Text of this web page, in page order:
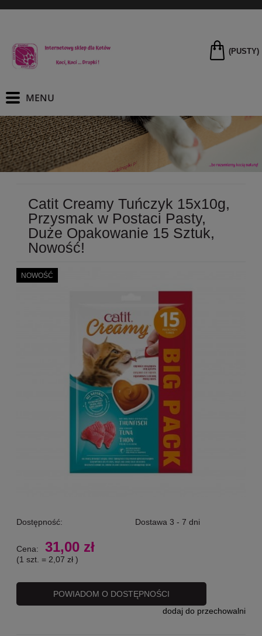
(PUSTY)
Catit Creamy Tuńczyk 15x10g,
Przysmak w Postaci Pasty,
Duże Opakowanie 15 Sztuk,
Nowość!
NOWOŚĆ
Dostępność: Dostawa 3 - 7 dni
Cena: 31,00 zł
(1 szt. = 2,07 zł )
POWIADOM O DOSTĘPNOŚCI
dodaj do przechowalni